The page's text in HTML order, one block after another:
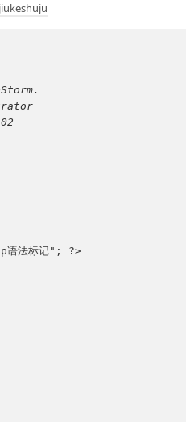
jiukeshuju
法标记"; ?>